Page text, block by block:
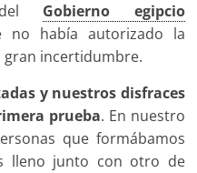
Gobierno egipcio
no había autorizado la
gran incertidumbre.
y nuestros disfraces
prueba. En nuestro
que formábamos
lleno junto con otro de